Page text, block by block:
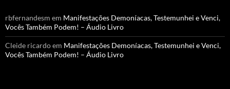
rbfernandesm em Manifestações Demoníacas, Testemunhei e Venci,
Vocês Também Podem! – Áudio Livro
Cleide ricardoem Manifestações Demoníacas, Testemunhei e Venci,
Vocês Também Podem! – Áudio Livro